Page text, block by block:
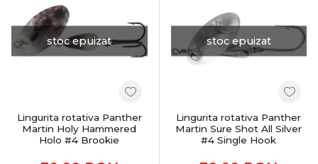
stoc epuizat
Lingurita rotativa Panther
Martin Holy Hammered
Holo #4 Brookie
stoc epuizat
Lingurita rotativa Panther
Martin Sure Shot All Silver
#4 Single Hook